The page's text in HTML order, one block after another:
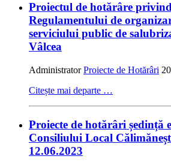
Proiectul de hotărâre
Regulamentului de
serviciului public de
Vâlcea
AdministratorProiecte de Hotărâri
Citește mai departe …
Proiecte de hotărâri ședință
Consiliului Local
12.06.2023